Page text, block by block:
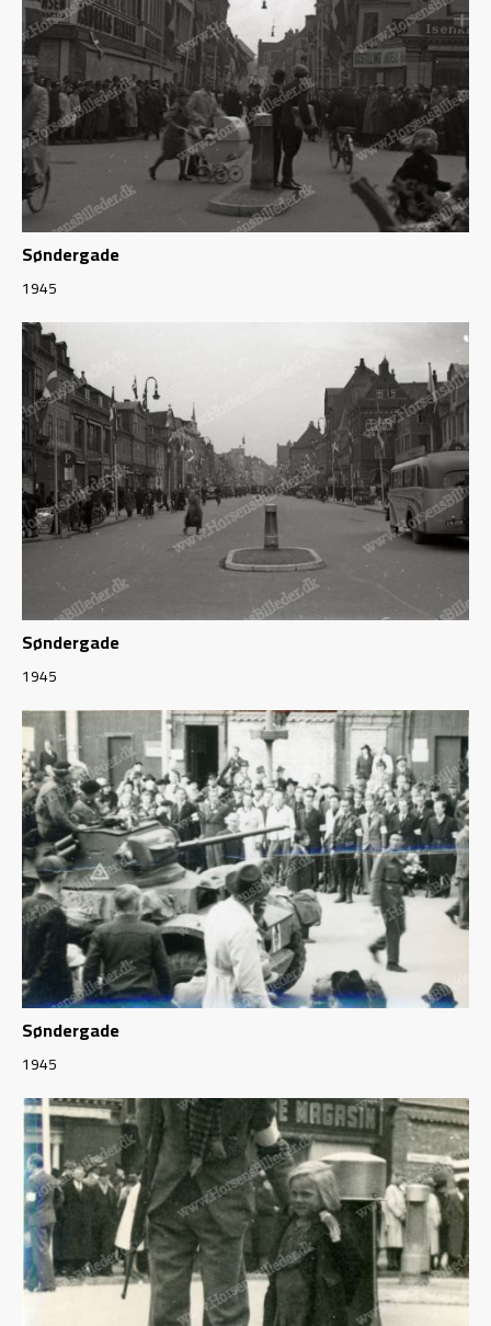
Søndergade
1945
Søndergade
1945
Søndergade
1945